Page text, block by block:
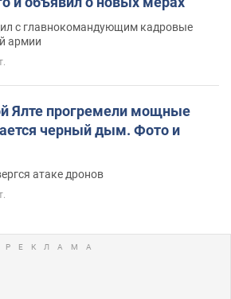
с главнокомандующим кадровые
армии
Ялте прогремели мощные
черный дым. Фото и
атаке дронов